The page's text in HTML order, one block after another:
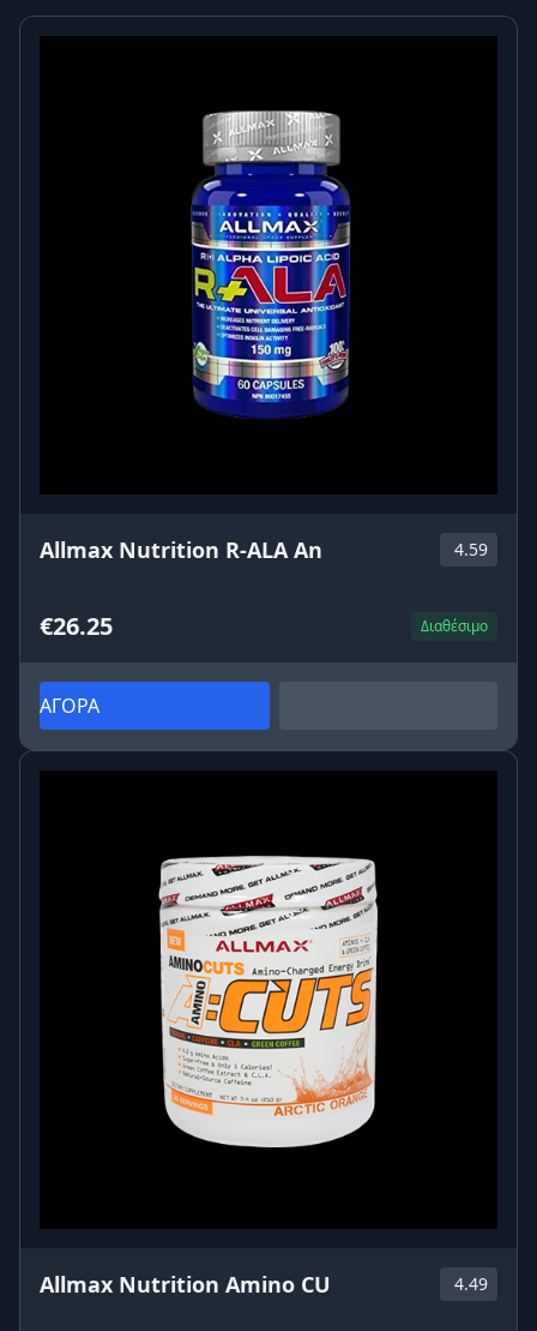
Allmax Nutrition R-ALA An 4.59
€26.25 Διαθέσιμο
ΑΓΟΡΑ
Allmax Nutrition Amino CU 4.49